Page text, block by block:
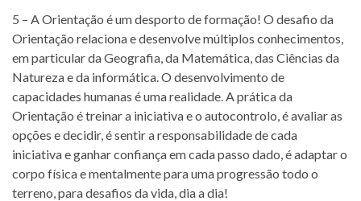
5 – A Orientação é um desporto de formação! O desafio da
Orientação relaciona e desenvolve múltiplos conhecimentos,
em particular da Geografia, da Matemática, das Ciências da
Natureza e da informática. O desenvolvimento de
capacidades humanas é uma realidade. A prática da
Orientação é treinar a iniciativa e o autocontrolo, é avaliar as
opções e decidir, é sentir a responsabilidade de cada
iniciativa e ganhar confiança em cada passo dado, é adaptar o
corpo física e mentalmente para uma progressão todo o
terreno, para desafios da vida, dia a dia!